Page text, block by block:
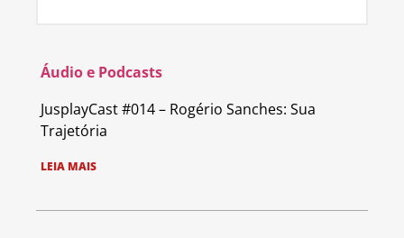
Áudio e Podcasts
JusplayCast #014 – Rogério Sanches: Sua
Trajetória
LEIA MAIS